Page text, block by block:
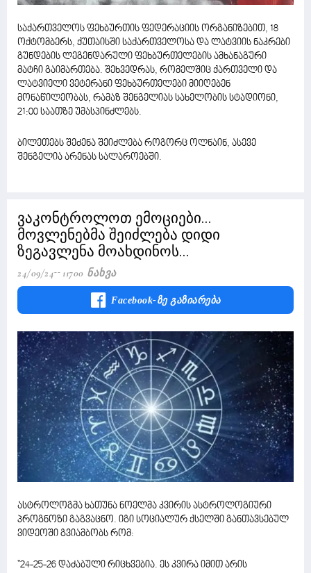
საქართველოს ფეხბურთის ფედერაციის ორგანიზებით, 18
ოქტომბერს, ქუთაისში საქართველოსა და ლატვიის ნაკრები
გუნდების ლეგენდარული ფეხბურთელების ამხანაგური
მატჩი გაიმართება. შეხვედრას, რომელშიც ქართველი და
ლატვიელი ვეტერანი ფეხბურთელები მიიღებენ
მონაწილეობას, რამაზ შენგელიას სახელობის სტადიონი,
21:00 საათზე უმასპინძლებს.
ბილეთებს შეძენა შეიძლება როგორც ოლნაინ, ასევე
შენგელია არენას სალაროებში.
ვაკონტროლოთ ემოციები...
მოვლენებმა შეიძლება დიდი
ზეგავლენა მოახდინოს...
24/09/24 11700 Ნახვა
Facebook-Ზე Გაზიარება
ასტროლოგმა ხათუნა ნოელმა კვირის ასტროლოგიური
პროგნოზი გაგვაცნო. იგი სოციალურ ქსელში განთავსებულ
ვიდეოში გვიამბობს რომ:
"24-25-26 დაძაბული რიცხვებია. ეს კვირა იმით არის